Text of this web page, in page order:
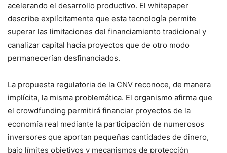
acelerando el desarrollo productivo. El whitepaper
describe explícitamente que esta tecnología permite
superar las limitaciones del financiamiento tradicional y
canalizar capital hacia proyectos que de otro modo
permanecerían desfinanciados.
La propuesta regulatoria de la CNV reconoce, de manera
implícita, la misma problemática. El organismo afirma que
el crowdfunding permitirá financiar proyectos de la
economía real mediante la participación de numerosos
inversores que aportan pequeñas cantidades de dinero,
bajo límites objetivos y mecanismos de protección